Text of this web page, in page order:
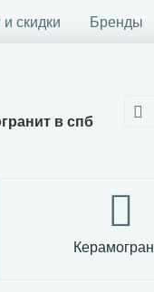
скидки Бренды
в спб